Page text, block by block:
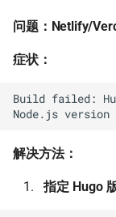
问题：Netlify/
症状：
Build failed:
解决方法：
指定 Hugo